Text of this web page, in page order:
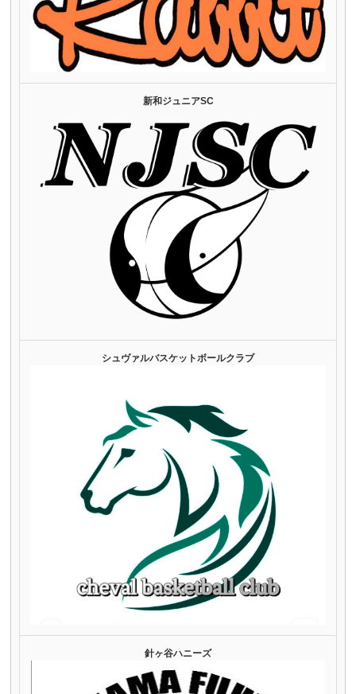
新和ジュニアSC
シュヴァルバスケットボールクラブ
針ヶ谷ハニーズ